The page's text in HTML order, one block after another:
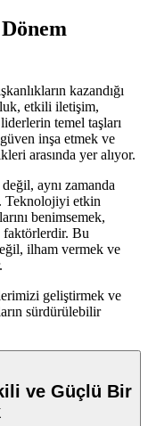
kazandığı
etkili iletişim,
temel taşları
inşa etmek ve
arasında yer alıyor.
aynı zamanda
Teknolojiyi etkin
benimsemek,
faktörlerdir. Bu
ilham vermek ve
geliştirmek ve
sürdürülebilir
ve Güçlü Bir